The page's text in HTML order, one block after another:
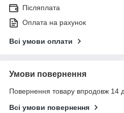
Післяплата
Оплата на рахунок
Всі умови оплати
Умови повернення
Повернення товару впродовж 14
Всі умови повернення